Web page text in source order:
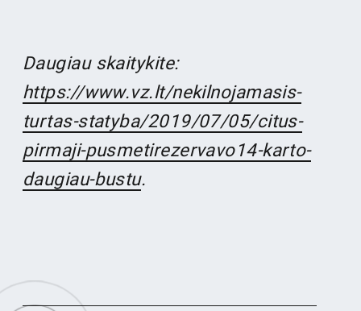
Daugiau skaitykite:
https://www.vz.lt/nekilnojamasis-
turtas-statyba/2019/07/05/citus-
pirmaji-pusmetirezervavo14-karto-
daugiau-bustu.